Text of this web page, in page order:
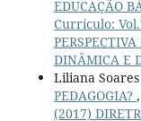
EDUCAÇÃO
Currículo:
DINÂMICA E
Liliana
PEDAGOGIA? ,
(2017)